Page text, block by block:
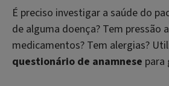
É preciso investigar a saúde do
de alguma doença? Tem pressão
medicamentos? Tem alergias?
questionário de anamnese para